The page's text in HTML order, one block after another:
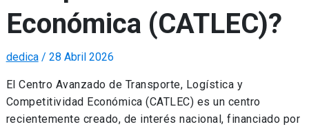
Económica (CATLEC)?
dedica/ 28 Abril 2026
El Centro Avanzado de Transporte, Logística y
Competitividad Económica (CATLEC) es un centro
recientemente creado, de interés nacional, financiado por